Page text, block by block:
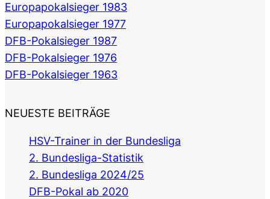
Europapokalsieger 1983
Europapokalsieger 1977
DFB-Pokalsieger 1987
DFB-Pokalsieger 1976
DFB-Pokalsieger 1963
NEUESTE BEITRÄGE
HSV-Trainer in der Bundesliga
2. Bundesliga-Statistik
2. Bundesliga 2024/25
DFB-Pokal ab 2020